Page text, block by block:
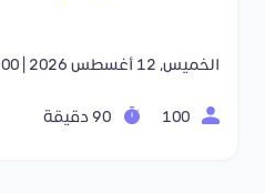
الخميس, 12 أغسطس 2026 | 09:00 م - 10:30 م